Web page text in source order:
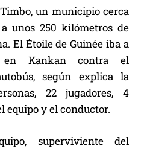
un municipio cerca
unos 250 kilómetros de
El Étoile de Guinée iba a
Kankan contra el
según explica la
22 jugadores, 4
equipo y el conductor.
superviviente del